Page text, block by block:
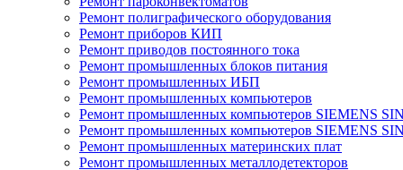
Ремонт полиграфического оборудования
Ремонт приборов КИП
Ремонт приводов постоянного тока
Ремонт промышленных блоков питания
Ремонт промышленных ИБП
Ремонт промышленных компьютеров
Ремонт промышленных компьютеров SIEMENS
Ремонт промышленных компьютеров SIEMENS
Ремонт промышленных материнских плат
Ремонт промышленных металлодетекторов